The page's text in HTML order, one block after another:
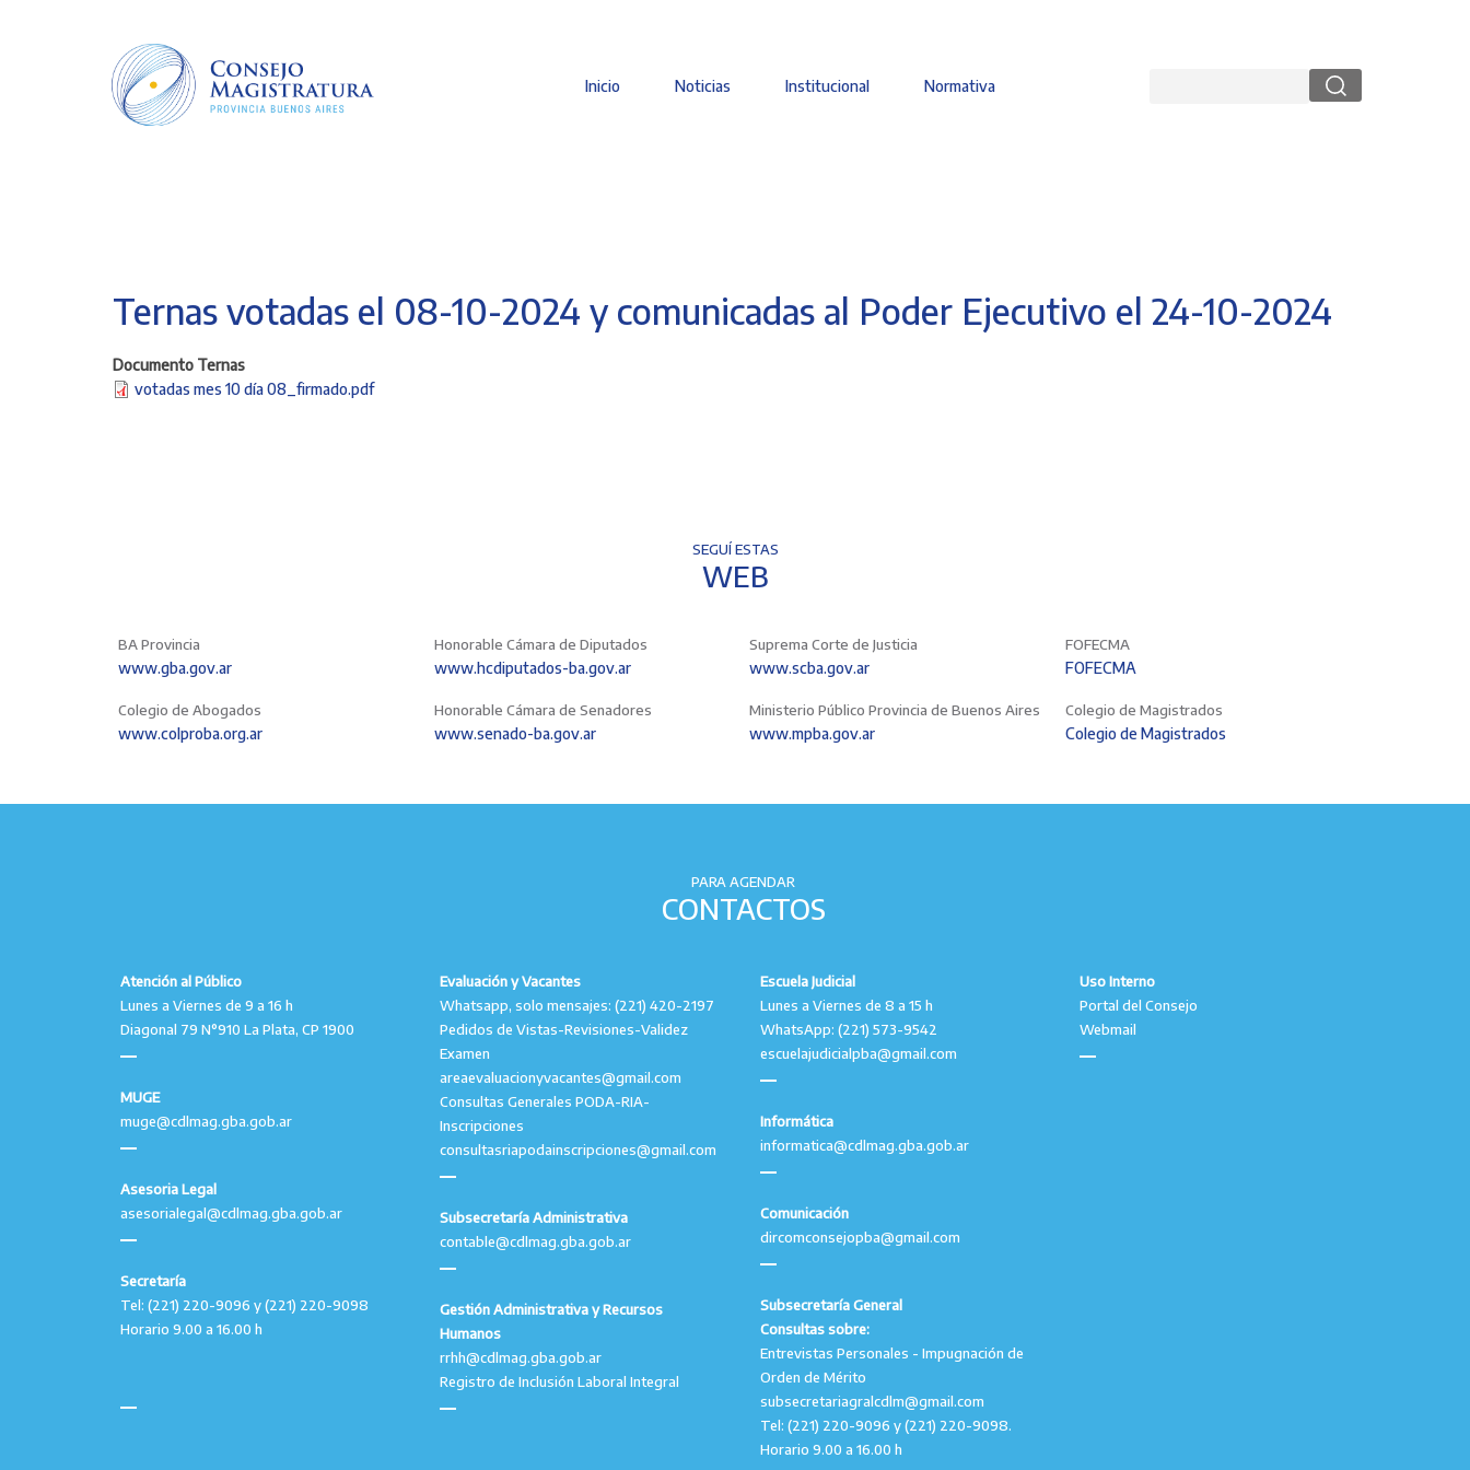
Inicio Noticias Institucional Normativa
Ternas votadas el 08-10-2024 y comunicadas al Poder Ejecutivo el 24-10-2024
Documento Ternas
votadas mes 10 día 08_firmado.pdf
SEGUÍ ESTAS
WEB
BA Provincia
www.gba.gov.ar
Colegio de Abogados
www.colproba.org.ar
Honorable Cámara de Diputados
www.hcdiputados-ba.gov.ar
Honorable Cámara de Senadores
www.senado-ba.gov.ar
Suprema Corte de Justicia
www.scba.gov.ar
Ministerio Público Provincia de Buenos Aires
www.mpba.gov.ar
FOFECMA
FOFECMA
Colegio de Magistrados
Colegio de Magistrados
PARA AGENDAR
CONTACTOS
Atención al Público
Lunes a Viernes de 9 a 16 h
Diagonal 79 N°910 La Plata, CP 1900
MUGE
muge@cdlmag.gba.gob.ar
Asesoria Legal
asesorialegal@cdlmag.gba.gob.ar
Secretaría
Tel: (221) 220-9096 y (221) 220-9098
Horario 9.00 a 16.00 h
Evaluación y Vacantes
Whatsapp, solo mensajes: (221) 420-2197
Pedidos de Vistas-Revisiones-Validez
Examen
areaevaluacionyvacantes@gmail.com
Consultas Generales PODA-RIA-
Inscripciones
consultasriapodainscripciones@gmail.com
Subsecretaría Administrativa
contable@cdlmag.gba.gob.ar
Gestión Administrativa y Recursos
Humanos
rrhh@cdlmag.gba.gob.ar
Registro de Inclusión Laboral Integral
Escuela Judicial
Lunes a Viernes de 8 a 15 h
WhatsApp: (221) 573-9542
escuelajudicialpba@gmail.com
Informática
informatica@cdlmag.gba.gob.ar
Comunicación
dircomconsejopba@gmail.com
Subsecretaría General
Consultas sobre:
Entrevistas Personales - Impugnación de
Orden de Mérito
subsecretariagralcdlm@gmail.com
Tel: (221) 220-9096 y (221) 220-9098.
Horario 9.00 a 16.00 h
Uso Interno
Portal del Consejo
Webmail